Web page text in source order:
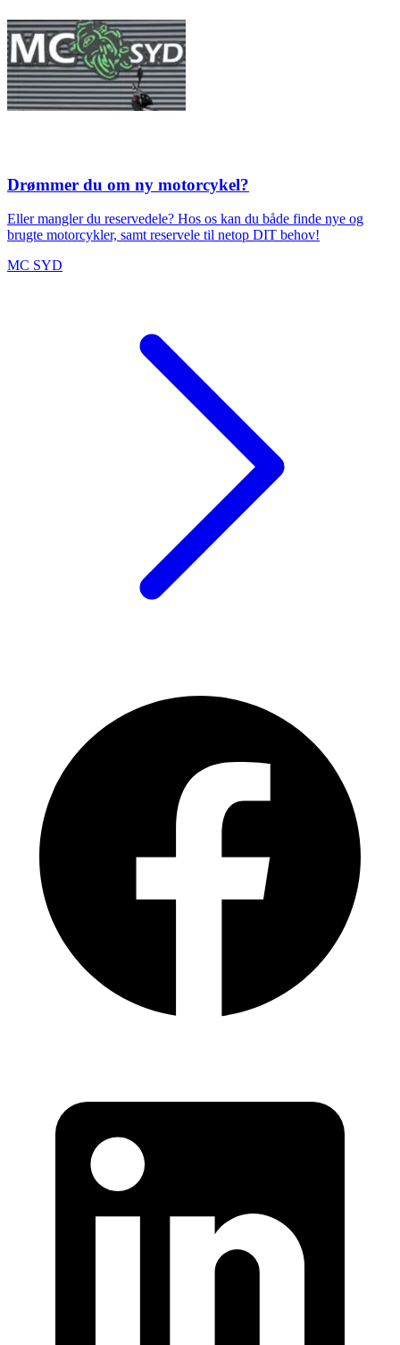
Drømmer du om ny motorcykel?
Eller mangler du reservedele? Hos os kan du både finde nye og
brugte motorcykler, samt reservele til netop DIT behov!
MC SYD